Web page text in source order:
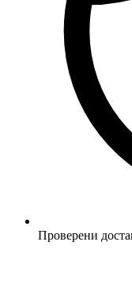
Проверени